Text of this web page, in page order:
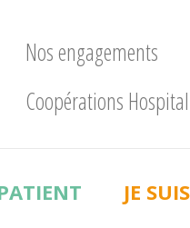
Nos engagements
Coopérations
JE